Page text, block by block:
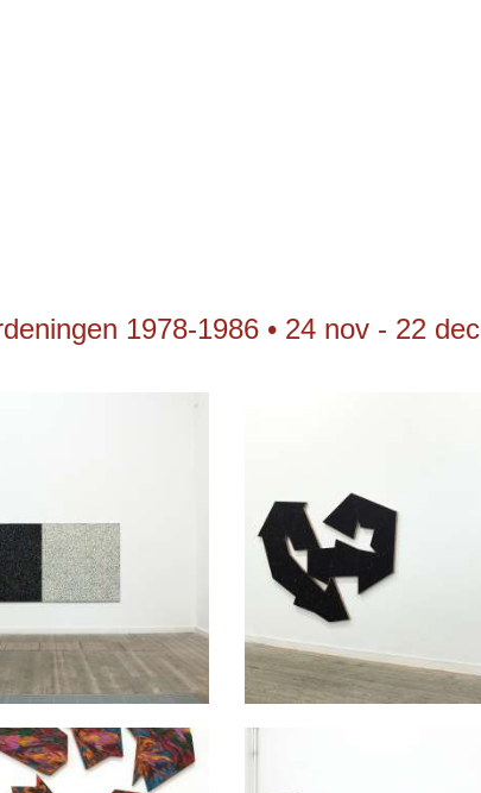
1978-1986 • 24 nov - 22 dec